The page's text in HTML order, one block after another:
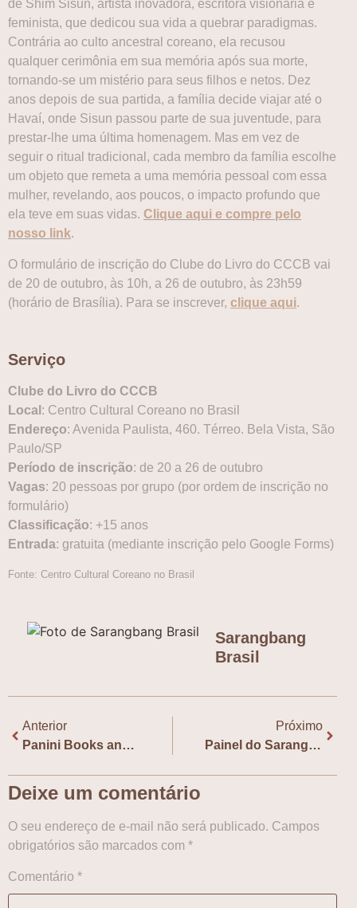
de Shim Sisun, artista inovadora, escritora visionária e
feminista, que dedicou sua vida a quebrar paradigmas.
Contrária ao culto ancestral coreano, ela recusou
qualquer cerimônia em sua memória após sua morte,
tornando-se um mistério para seus filhos e netos. Dez
anos depois de sua partida, a família decide viajar até o
Havaí, onde Sisun passou parte de sua juventude, para
prestar-lhe uma última homenagem. Mas em vez de
seguir o ritual tradicional, cada membro da família escolhe
um objeto que remeta a uma memória pessoal com essa
mulher, revelando, aos poucos, o impacto profundo que
ela teve em suas vidas. Clique aqui e compre pelo
nosso link.
O formulário de inscrição do Clube do Livro do CCCB vai
de 20 de outubro, às 10h, a 26 de outubro, às 23h59
(horário de Brasília). Para se inscrever, clique aqui.
Serviço
Clube do Livro do CCCB
Local : Centro Cultural Coreano no Brasil
Endereço: Avenida Paulista, 460. Térreo. Bela Vista, São
Paulo/SP
Período de inscrição: de 20 a 26 de outubro
Vagas: 20 pessoas por grupo (por ordem de inscrição no
formulário)
Classificação: +15 anos
Entrada: gratuita (mediante inscrição pelo Google Forms)
Fonte: Centro Cultural Coreano no Brasil
Sarangbang
Brasil
Anterior
Panini Books anuncia “Sangue e Magia”, de Shim Neoul
Próximo
Painel do Sarangbang, com Falar de Webtoon e Bibimpapo, participa de votação para a CCXP25
Deixe um comentário
O seu endereço de e-mail não será publicado. Campos
obrigatórios são marcados com *
Comentário *